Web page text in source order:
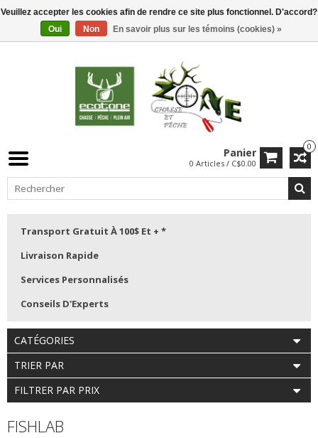
0
Panier
0 Articles / C$0.00
Transport Gratuit À 100$ Et + *
Livraison Rapide
Services Personnalisés
Conseils D'Experts
CATÉGORIES
TRIER PAR
FILTRER PAR PRIX
FISHLAB
Veuillez accepter les cookies afin de rendre ce site plus fonctionnel. D'accord?
Oui
Non En savoir plus sur les témoins (cookies) »